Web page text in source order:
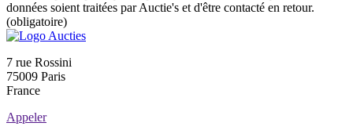
données soient traitées par Auctie's et d'être contacté en retour.
(obligatoire)
7 rue Rossini
75009 Paris
France
Appeler